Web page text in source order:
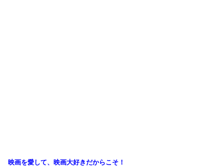
映画を愛して、映画大好きだからこそ！